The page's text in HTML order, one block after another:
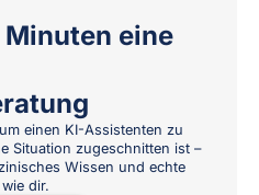
eine
einen KI-Assistenten zu
Situation zugeschnitten ist –
Wissen und echte
dir.